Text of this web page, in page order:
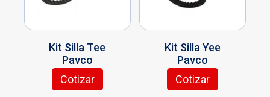
Kit Silla Tee
Pavco
Cotizar
Este
Kit Silla Yee
Pavco
Cotizar
Este